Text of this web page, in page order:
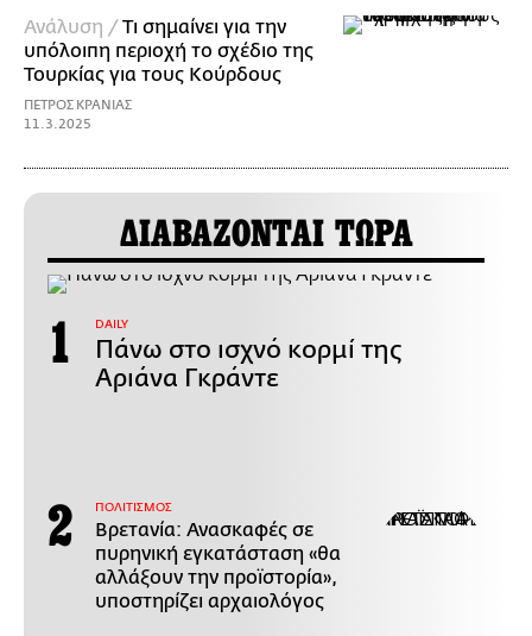
Ανάλυση /Τι σημαίνει για την
υπόλοιπη περιοχή το σχέδιο της
Τουρκίας για τους Κούρδους
ΠΕΤΡΟΣ ΚΡΑΝΙΑΣ
11.3.2025
ΔΙΑΒΑΖΟΝΤΑΙ ΤΩΡΑ
DAILY
Πάνω στο ισχνό κορμί της
Αριάνα Γκράντε
ΠΟΛΙΤΙΣΜΟΣ
Βρετανία: Ανασκαφές σε
πυρηνική εγκατάσταση «θα
αλλάξουν την προϊστορία»,
υποστηρίζει αρχαιολόγος